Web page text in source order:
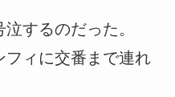
するのだった。
フィに交番まで連れ